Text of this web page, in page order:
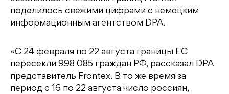
поделилось свежими цифрами с немецким
информационным агентством DPA.
«С 24 февраля по 22 августа границы ЕС
пересекли 998 085 граждан РФ, рассказал DPA
представитель Frontex. В то же время за
период с 16 по 22 августа число россиян,